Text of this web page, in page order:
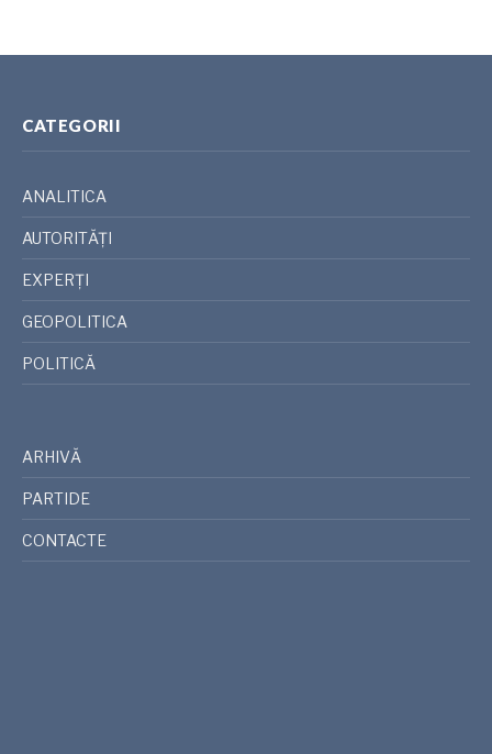
CATEGORII
ANALITICA
AUTORITĂȚI
EXPERȚI
GEOPOLITICA
POLITICĂ
ARHIVĂ
PARTIDE
CONTACTE